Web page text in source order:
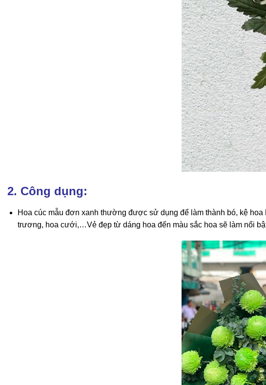
2. Công dụng:
Hoa cúc mẫu đơn xanh thường được sử dụng để làm thành bó, kệ
trương, hoa cưới,…Vẻ đẹp từ dáng hoa đến màu sắc hoa sẽ làm nổi